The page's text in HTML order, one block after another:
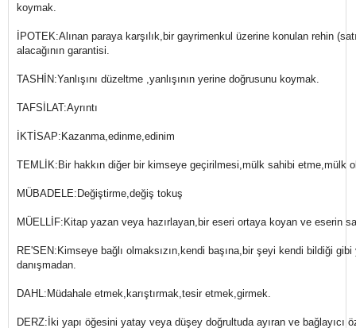
koymak.
İPOTEK:Alınan paraya karşılık,bir gayrimenkul üzerine konulan rehin
alacağının garantisi.
TASHİN:Yanlışını düzeltme ,yanlışının yerine doğrusunu koymak.
TAFSİLAT:Ayrıntı
İKTİSAP:Kazanma,edinme,edinim
TEMLİK:Bir hakkın diğer bir kimseye geçirilmesi,mülk sahibi etme,mülk
MÜBADELE:Değiştirme,değiş tokuş
MÜELLİF:Kitap yazan veya hazırlayan,bir eseri ortaya koyan ve eserin
RE'SEN:Kimseye bağlı olmaksızın,kendi başına,bir şeyi kendi bildiği
danışmadan.
DAHL:Müdahale etmek,karıştırmak,tesir etmek,girmek.
DERZ:İki yapı öğesini yatay veya düşey doğrultuda ayıran ve bağlayıcı